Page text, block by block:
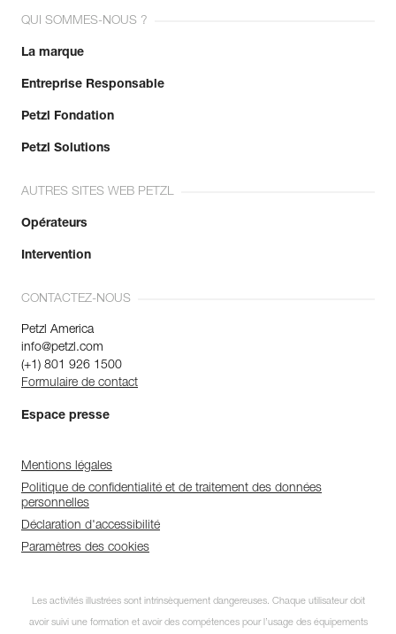
QUI SOMMES-NOUS ?
La marque
Entreprise Responsable
Petzl Fondation
Petzl Solutions
AUTRES SITES WEB PETZL
Opérateurs
Intervention
CONTACTEZ-NOUS
Petzl America
info@petzl.com
(+1) 801 926 1500
Formulaire de contact
Espace presse
Mentions légales
Politique de confidentialité et de traitement des données
personnelles
Déclaration d'accessibilité
Paramètres des cookies
Les activités illustrées sont intrinsèquement dangereuses. Chaque utilisateur doit
avoir suivi une formation et avoir des compétences pour l’usage des équipements